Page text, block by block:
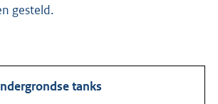
gesteld.
tanks